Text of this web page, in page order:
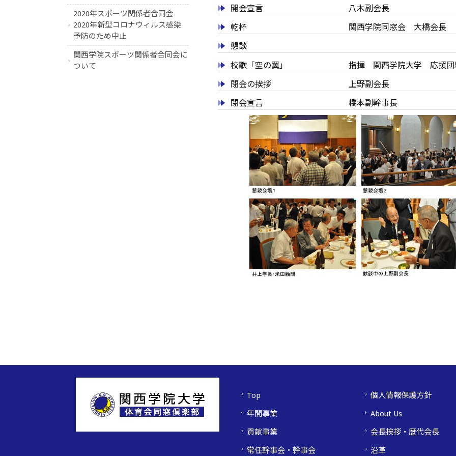
開会宣言
八木副会長
乾杯
関西学院同窓会 大橋会長
懇談
校歌「空の翼」
指揮 関西学院大学 応援
閉会の挨拶
上野副会長
閉会宣言
橋本副幹事長
2020年スポーツ関係者合同会
2020年新型コロナウィルス感染
予防のため中止
関西学院スポーツ関係者合同会に
ついて
Top
年間事業
貢献事業
常任幹事会・幹事会
個人情報保護方針
About Us
会長挨拶・歴代会長
沿革